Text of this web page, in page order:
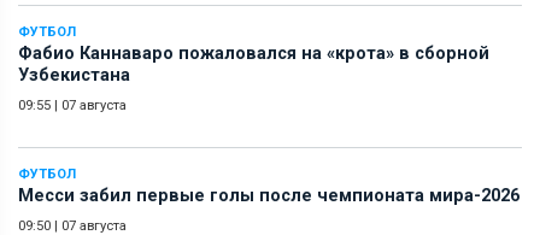
ФУТБОЛ
Фабио Каннаваро пожаловался на «крота» в сборной
Узбекистана
09:55 | 07 августа
ФУТБОЛ
Месси забил первые голы после чемпионата мира-2026
09:50 | 07 августа